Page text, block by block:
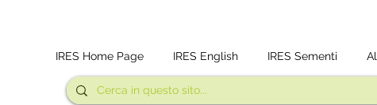
IRES Home Page IRES English IRES Sementi